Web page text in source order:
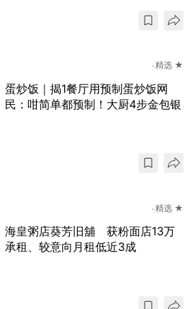
精选 ★
蛋炒饭｜揭1餐厅用预制蛋炒饭网
民：咁简单都预制！大厨4步金包银
精选 ★
海皇粥店葵芳旧舖 获粉面店13万
承租、较意向月租低近3成